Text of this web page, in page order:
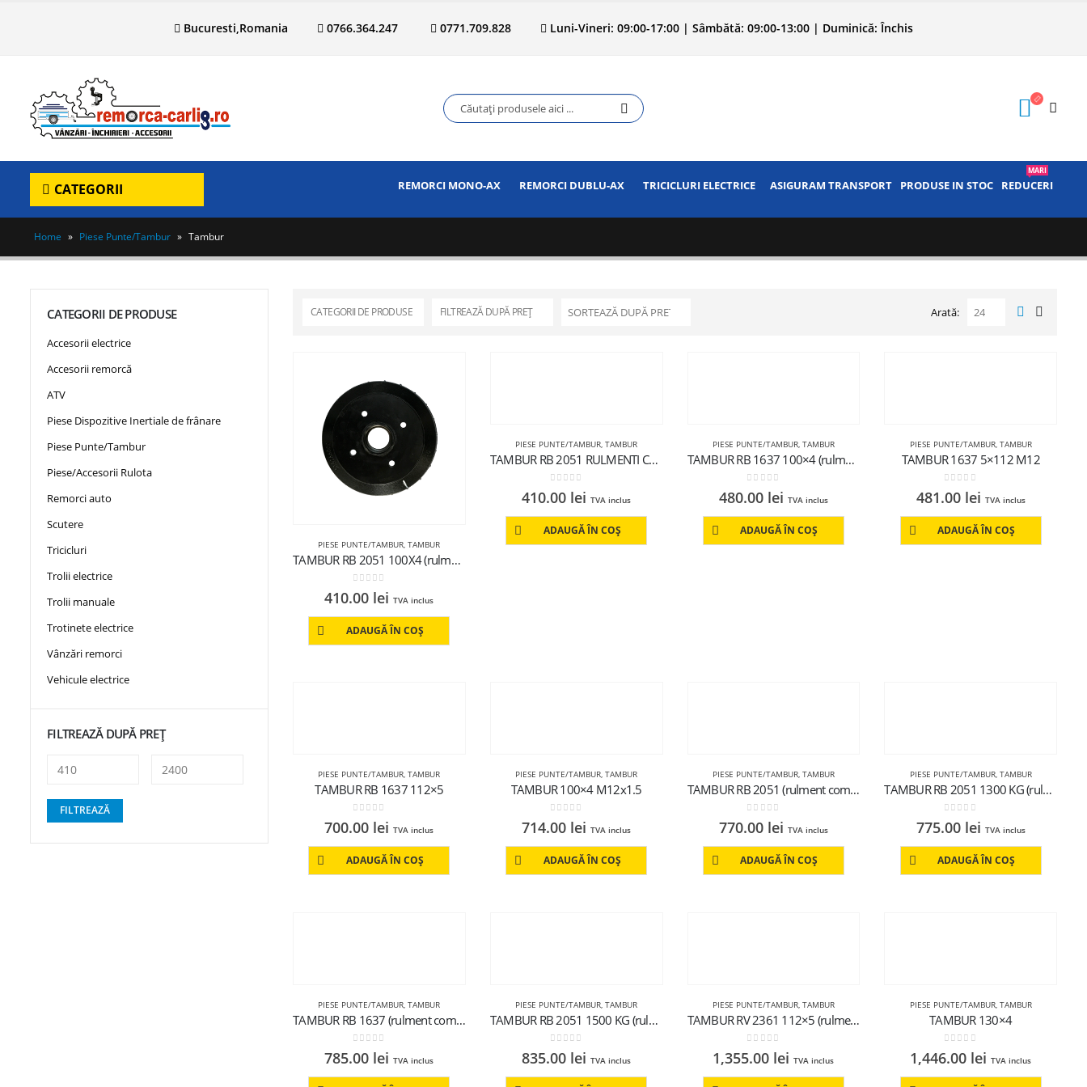
Bucuresti,Romania 0766.364.247 0771.709.828 Luni-Vineri: 09:00-17:00 | Sâmbătă: 09:00-13:00 | Duminică: Închis
CATEGORII REMORCI MONO-AX REMORCI DUBLU-AX TRICICLURI ELECTRICE ASIGURAM TRANSPORT PRODUSE IN STOC REDUCERI
MARI
Home » Piese Punte/Tambur » Tambur
CATEGORII DE PRODUSE FILTREAZĂ DUPĂ PREȚ Arată:
PIESE PUNTE/TAMBUR,TAMBUR
TAMBUR RB 2051 100X4 (rulmenti conici neechipat)
0out of 5
410.00 lei TVA inclus
ADAUGĂ ÎN COȘ
PIESE PUNTE/TAMBUR,TAMBUR
TAMBUR RB 2051 RULMENTI CONICI NEECHIPAT 112X5
0out of 5
410.00 lei TVA inclus
ADAUGĂ ÎN COȘ
PIESE PUNTE/TAMBUR, TAMBUR
TAMBUR RB 1637 100×4 (rulmenti conici,neechipat)
0out of 5
480.00 lei TVA inclus
ADAUGĂ ÎN COȘ
PIESE PUNTE/TAMBUR, TAMBUR
TAMBUR 1637 5×112 M12
0out of 5
481.00 lei TVA inclus
ADAUGĂ ÎN COȘ
PIESE PUNTE/TAMBUR,TAMBUR
TAMBUR RB 1637 112×5
0out of 5
700.00 lei TVA inclus
ADAUGĂ ÎN COȘ
PIESE PUNTE/TAMBUR,TAMBUR
TAMBUR 100×4 M12x1.5
0out of 5
714.00 lei TVA inclus
ADAUGĂ ÎN COȘ
PIESE PUNTE/TAMBUR, TAMBUR
TAMBUR RB 2051 (rulment compact,echipat, 112×5 rul.803)
0out of 5
770.00 lei TVA inclus
ADAUGĂ ÎN COȘ
PIESE PUNTE/TAMBUR, TAMBUR
TAMBUR RB 2051 1300 KG (rulment compat, echipat)112×5
0out of 5
775.00 lei TVA inclus
ADAUGĂ ÎN COȘ
PIESE PUNTE/TAMBUR ,TAMBUR
TAMBUR RB 1637 (rulment compact,echipat , 100×4)
out of 5
785.00 lei TVA inclus
PIESE PUNTE/TAMBUR ,TAMBUR
TAMBUR RB 2051 1500 KG (rulment compact echipat )
out of 5
835.00 lei TVA inclus
PIESE PUNTE/TAMBUR, TAMBUR
TAMBUR RV 2361 112×5 (rulment compact,echipat)
out of 5
1,355.00 lei TVA inclus
PIESE PUNTE/TAMBUR, TAMBUR
TAMBUR 130×4
out of 5
1,446.00 lei TVA inclus
CATEGORII DE PRODUSE
Accesorii electrice
Accesorii remorcă
ATV
Piese Dispozitive Inertiale de frânare
Piese Punte/Tambur
Piese/Accesorii Rulota
Remorci auto
Scutere
Tricicluri
Trolii electrice
Trolii manuale
Trotinete electrice
Vânzări remorci
Vehicule electrice
FILTREAZĂ DUPĂ PREȚ
FILTREAZĂ